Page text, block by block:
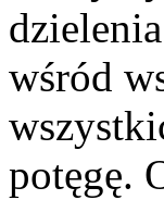
wśród
potęgę.